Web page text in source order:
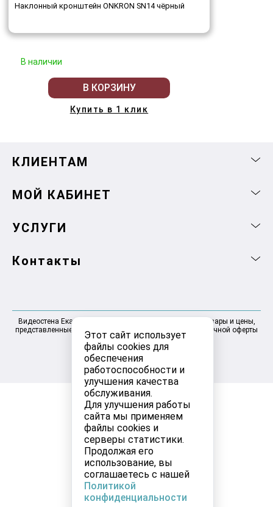
Этот сайт использует
файлы cookies для
обеспечения
работоспособности и
улучшения качества
обслуживания.
Для улучшения работы
сайта мы применяем
файлы cookies и
серверы статистики.
Продолжая его
использование, вы
соглашаетесь с нашей
Политикой
конфиденциальности
Наклонный кронштейн ONKRON SN14 чёрный
В наличии
В КОРЗИНУ
Купить в 1 клик
КЛИЕНТАМ
МОЙ КАБИНЕТ
УСЛУГИ
Контакты
Видеостена Екатеринбург 2025-2026 © Информация, товары и цены,
представленные на сайте, не являются договором публичной оферты